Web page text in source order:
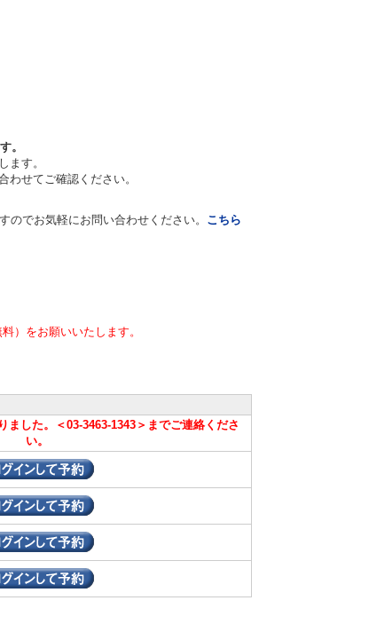
。
ます。
せてご確認ください。
でお気軽にお問い合わせください。 こちら
）をお願いいたします。
ました。＜03-3463-1343＞までご連絡くださ
い。